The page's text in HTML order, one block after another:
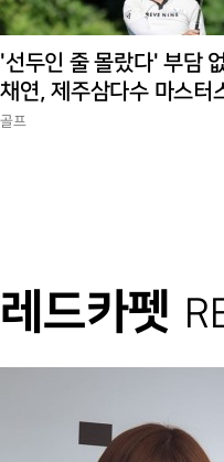
'선두인 줄 몰랐다' 부담
채연, 제주삼다수 마스터
독 선두
골프
레드카펫